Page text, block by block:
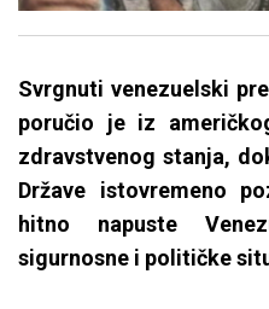
Svrgnuti venezuelski
poručio je iz
zdravstvenog stanja,
Države istovremeno
hitno napuste
sigurnosne i političke